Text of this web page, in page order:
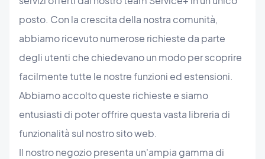
posto. Con la crescita della nostra comunità,
abbiamo ricevuto numerose richieste da parte
degli utenti che chiedevano un modo per scoprire
facilmente tutte le nostre funzioni ed estensioni.
Abbiamo accolto queste richieste e siamo
entusiasti di poter offrire questa vasta libreria di
funzionalità sul nostro sito web.
Il nostro negozio presenta un'ampia gamma di